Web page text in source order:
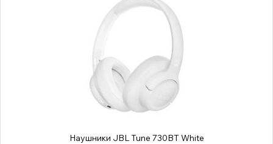
Наушники JBL Tune 730BT White